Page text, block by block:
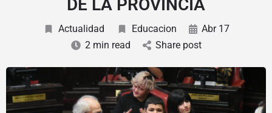
DE LA PROVINCIA
Actualidad Educacion
Abr 17
2 min read
Share post